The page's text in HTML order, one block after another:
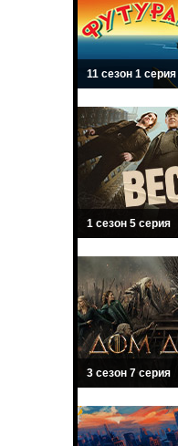
11 сезон 1 серия
1 сезон 5 серия
3 сезон 7 серия